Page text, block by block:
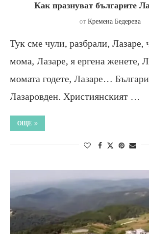
Как празнуват българите
от Кремена Бедерева
Тук сме чули, разбрали, Лазаре,
мома, Лазаре, я ергена женете,
момата годете, Лазаре…
Лазаровден. Християнският …
ОЩЕ